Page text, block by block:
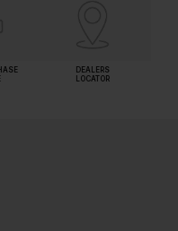
DEALERS
LOCATOR